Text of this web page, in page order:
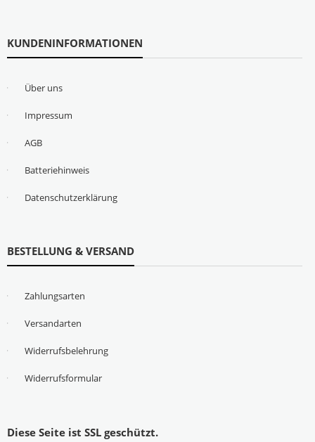
KUNDENINFORMATIONEN
Über uns
Impressum
AGB
Batteriehinweis
Datenschutzerklärung
BESTELLUNG & VERSAND
Zahlungsarten
Versandarten
Widerrufsbelehrung
Widerrufsformular
Diese Seite ist SSL geschützt.